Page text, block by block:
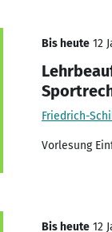
Bis heute 12
Friedrich-
Vorlesung
Bis heute 12